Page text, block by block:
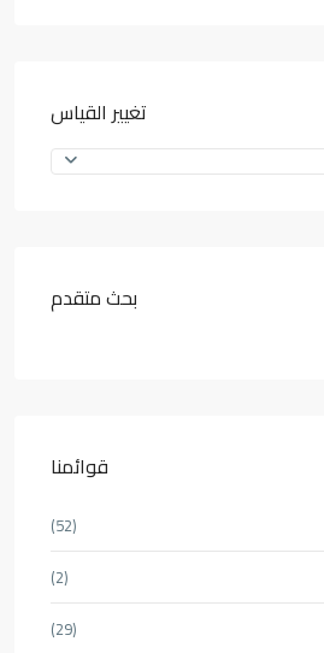
تغيير القياس
بحث متقدم
قوائمنا
(52)
(2)
(29)